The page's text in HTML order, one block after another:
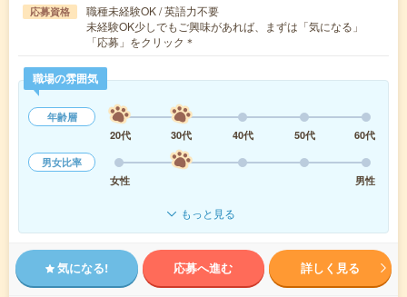
応募資格
職種未経験OK / 英語力不要
未経験OK少しでもご興味があれば、まずは「気になる」
「応募」をクリック＊
職場の雰囲気
年齢層
20代
30代 40代 50代
60代
男女比率
女性
男性
もっと見る
気になる! 応募へ進む 詳しく見る